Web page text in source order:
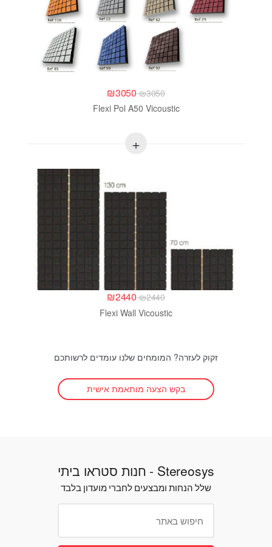
₪3050
₪3050
Flexi Pol A50 Vicoustic
₪2440
₪2440
Flexi Wall Vicoustic
זקוק לעזרה? המומחים שלנו עומדים לרשותכם
בקש הצעה מותאמת אישית
Stereosys - חנות סטראו ביתי
שלל הנחות ומבצעים לחברי מועדון בלבד